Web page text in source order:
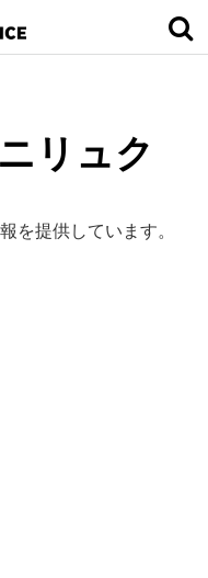
リュク
を提供しています。